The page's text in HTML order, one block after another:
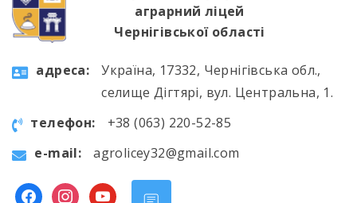
аграрний ліцей
Чернігівської області
aдресa:
Україна, 17332, Чернігівська обл.,
селище Дігтярі, вул. Центральна, 1.
телефон:
+38 (063) 220-52-85
e-mail:
agrolicey32@gmail.com
facebookinstagram
youtube